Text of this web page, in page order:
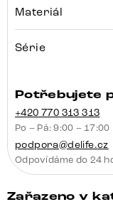
Materiál
Série
Potřebujete
+420 770 313 313
Po – Pá: 9:00 – 17:00
podpora@delife.cz
Odpovídáme do 24
Zařazeno v